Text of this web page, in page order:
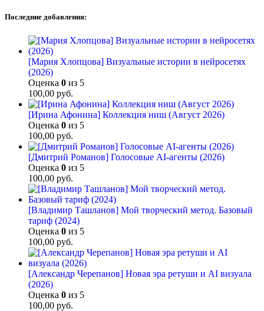
Последние добавления:
[Мария Хлопцова] Визуальные истории в нейросетях
(2026)
Оценка 0 из 5
100,00 руб.
[Ирина Афонина] Коллекция ниш (Август 2026)
Оценка 0 из 5
100,00 руб.
[Дмитрий Романов] Голосовые AI-агенты (2026)
Оценка 0 из 5
100,00 руб.
[Владимир Ташланов] Мой творческий метод. Базовый
тариф (2024)
Оценка 0 из 5
100,00 руб.
[Александр Черепанов] Новая эра ретуши и AI визуала
(2026)
Оценка 0 из 5
100,00 руб.